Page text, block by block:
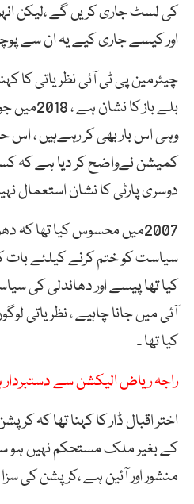
کی لسٹ جاری کریں گے ،لیکن
اور کیسے جاری کیے یہ ان سے
چیئرمین پی ٹی آئی نظریاتی کا
بلے باز
وہی اس بار بھی کر رہےہیں ،
کمیشن نےواضح کر دیا ہے کہ
دوسری پارٹی کا نشان استعمال
2007میں محسوس کیا تھا
سیاست کو ختم کرنے کیلئے بات
کیا تھا پیسے اور دھاندلی کی
آئی میں جانا چاہیے ، نظریاتی
کیا تھا ۔
راجہ ریاض الیکشن سے
اختر اقبال ڈار کا کہنا تھا کہ
کے بغیر ملک مستحکم نہیں ہو
منشور اور آئین ہے ،کرپشن کی